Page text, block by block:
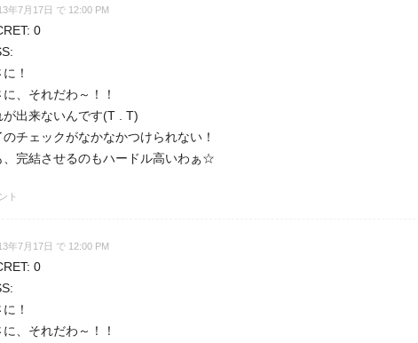
年7月17日 で 12:00 PM
0
！
に、それだわ～！！
が出来ないんです(T . T)
のチェックがなかなかつけられない！
、完結させるのもハードル高いわぁ☆
ト
年7月17日 で 12:00 PM
0
！
に、それだわ～！！